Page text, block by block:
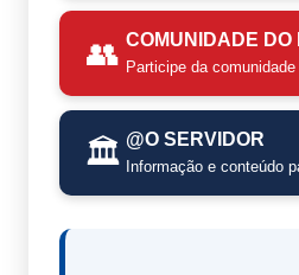
👥 COMUNIDADE DO
Participe da
🏛️ @O SERVIDOR
Informação e conteúdo